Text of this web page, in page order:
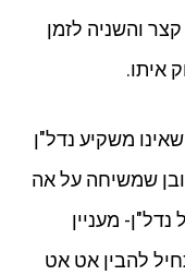
והשניה לזמן
איתו.
משקיע נדל"ן
שמשיחה על אה
מעניין
להבין אט אט